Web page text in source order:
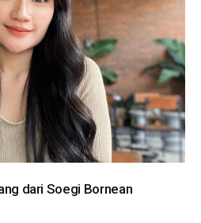
dari Soegi Bornean